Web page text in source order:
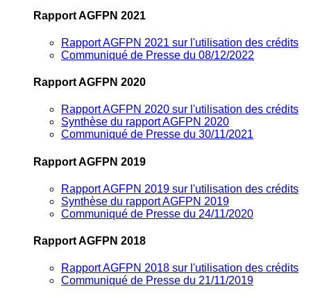
Rapport AGFPN 2021
Rapport AGFPN 2021 sur l'utilisation des crédits
Communiqué de Presse du 08/12/2022
Rapport AGFPN 2020
Rapport AGFPN 2020 sur l'utilisation des crédits
Synthèse du rapport AGFPN 2020
Communiqué de Presse du 30/11/2021
Rapport AGFPN 2019
Rapport AGFPN 2019 sur l'utilisation des crédits
Synthèse du rapport AGFPN 2019
Communiqué de Presse du 24/11/2020
Rapport AGFPN 2018
Rapport AGFPN 2018 sur l'utilisation des crédits
Communiqué de Presse du 21/11/2019